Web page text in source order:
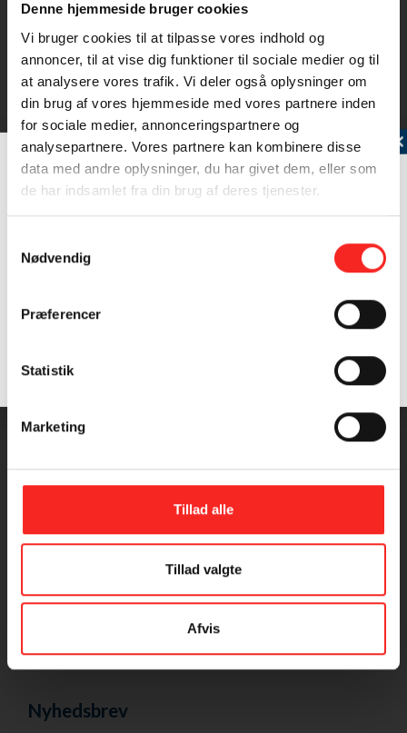
Denne hjemmeside bruger cookies
Vi bruger cookies til at tilpasse vores indhold og
annoncer, til at vise dig funktioner til sociale medier og til
at analysere vores trafik. Vi deler også oplysninger om
din brug af vores hjemmeside med vores partnere inden
for sociale medier, annonceringspartnere og
analysepartnere. Vores partnere kan kombinere disse
data med andre oplysninger, du har givet dem, eller som
de har indsamlet fra din brug af deres tjenester.
Nødvendig
Præferencer
Statistik
Marketing
Tillad alle
Tillad valgte
Afvis
INGREDIENSER
PERSONER
Andre opskrifter med samme fisk
Cookie deklaration
Nyhedsbrev
Tilmeld dig vores nyhedsbrev